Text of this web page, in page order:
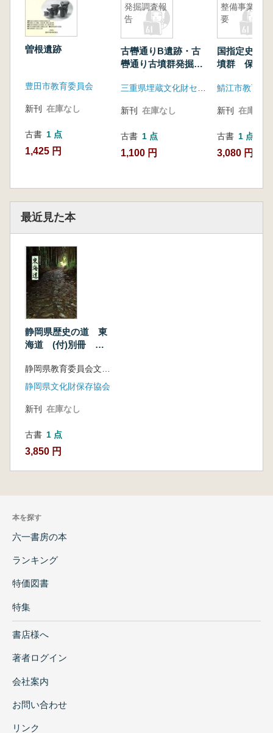
曽根遺跡
豊田市教育委員会
新刊 在庫なし
古書 1 点
1,425 円
発掘調査報
告
古轡通りB遺跡・古
轡通り古墳群発掘調
新刊 在庫なし
古書 1 点
1,100 円
整備事業概
要
国指定史跡
墳群 保存整
鯖江市教育委
新刊 在庫なし
古書 1 点
3,080 円
最近見た本
静岡県歴史の道 東
海道 (付)別冊 歴
東海道マップ
静岡県文化財保存協会
新刊 在庫なし
古書 1 点
3,850 円
本を探す
六一書房の本
ランキング
特価図書
特集
書店様へ
著者ログイン
会社案内
お問い合わせ
リンク